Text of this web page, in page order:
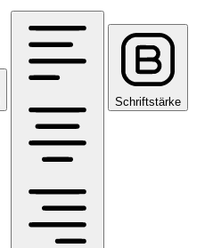
Schriftstärke